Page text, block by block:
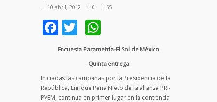
— 10 abril, 2012 0 55
Facebook
Twitter
Encuesta Parametría-El Sol de México
Quinta entrega
Iniciadas las campañas por la Presidencia de la
República, Enrique Peña Nieto de la alianza PRI-
PVEM, continúa en primer lugar en la contienda.